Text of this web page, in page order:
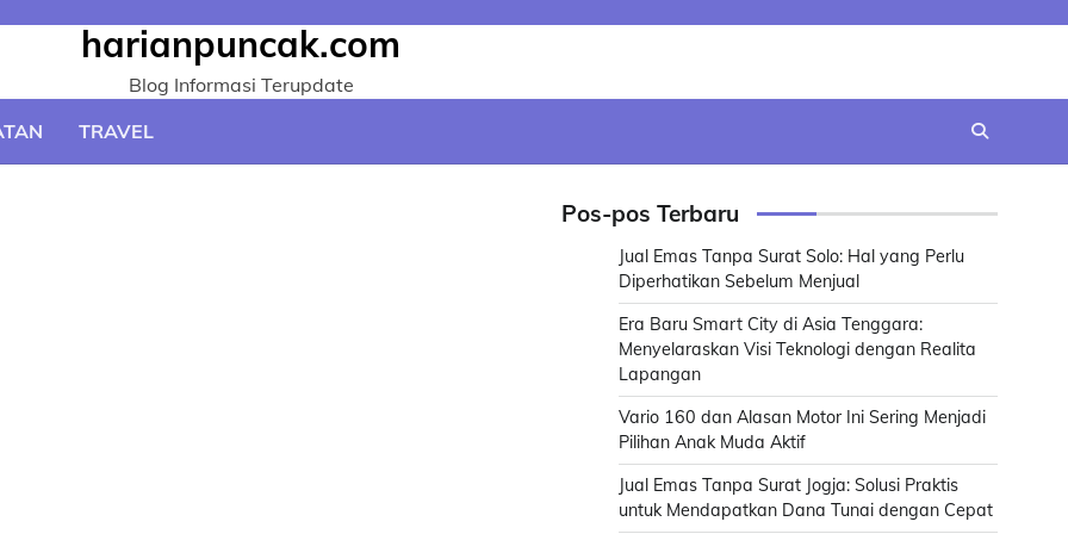
harianpuncak.com
Blog Informasi Terupdate
TRAVEL
Pos-pos Terbaru
Jual Emas Tanpa Surat Solo: Hal yang Perlu
Diperhatikan Sebelum Menjual
Era Baru Smart City di Asia Tenggara:
Menyelaraskan Visi Teknologi dengan Realita
Lapangan
Vario 160 dan Alasan Motor Ini Sering Menjadi
Pilihan Anak Muda Aktif
Jual Emas Tanpa Surat Jogja: Solusi Praktis
untuk Mendapatkan Dana Tunai dengan Cepat